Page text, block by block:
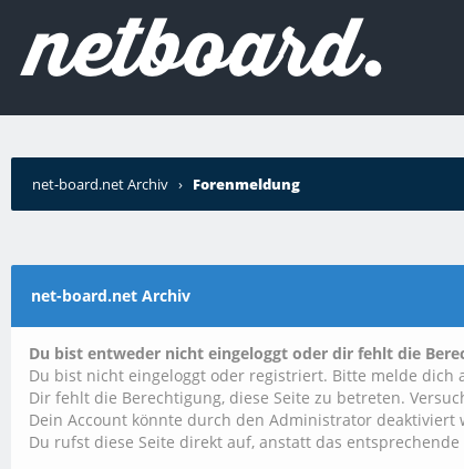
net-board.net Archiv › Forenmeldung
net-board.net Archiv
Du bist entweder nicht eingeloggt oder dir fehlt die
Du bist nicht eingeloggt oder registriert. Bitte melde dich
Dir fehlt die Berechtigung, diese Seite zu betreten.
Dein Account könnte durch den Administrator
Du rufst diese Seite direkt auf, anstatt das